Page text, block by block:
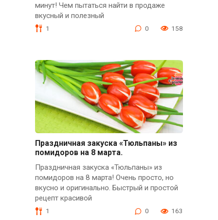
минут! Чем пытаться найти в продаже
вкусный и полезный
1 0 158
Праздничная закуска «Тюльпаны» из
помидоров на 8 марта.
Праздничная закуска «Тюльпаны» из
помидоров на 8 марта! Очень просто, но
вкусно и оригинально. Быстрый и простой
рецепт красивой
1 0 163